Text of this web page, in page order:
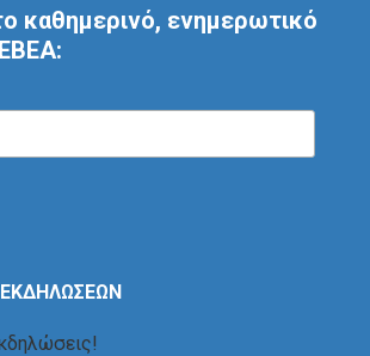
καθημερινό, ενημερωτικό